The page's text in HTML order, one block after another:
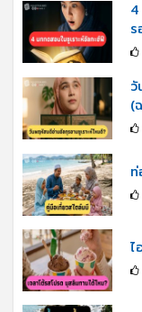
วั
(
ไ